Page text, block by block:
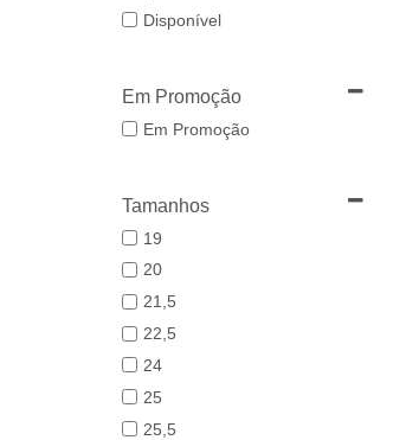
Disponível
Em Promoção
Em Promoção
Tamanhos
19
20
21,5
22,5
24
25
25,5